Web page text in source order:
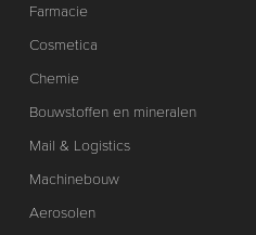
Farmacie
Cosmetica
Chemie
Bouwstoffen en mineralen
Mail & Logistics
Machinebouw
Aerosolen